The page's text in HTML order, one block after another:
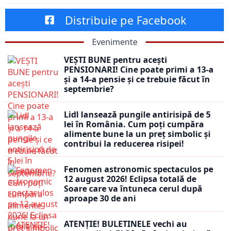
Distribuie pe Facebook
Evenimente
VEȘTI BUNE pentru acești
PENSIONARI! Cine poate primi a 13-a
și a 14-a pensie și ce trebuie făcut în
septembrie?
Lidl lansează pungile antirisipă de 5
lei în România. Cum poți cumpăra
alimente bune la un preț simbolic și
contribui la reducerea risipei!
Fenomen astronomic spectaculos pe
12 august 2026! Eclipsa totală de
Soare care va întuneca cerul după
aproape 30 de ani
ATENȚIE! BULETINELE vechi au